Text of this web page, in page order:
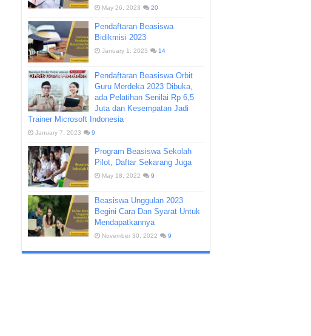
May 26, 2023 20
Pendaftaran Beasiswa
Bidikmisi 2023
January 1, 2023 14
Pendaftaran Beasiswa Orbit
Guru Merdeka 2023 Dibuka,
ada Pelatihan Senilai Rp 6,5
Juta dan Kesempatan Jadi
Trainer Microsoft Indonesia
January 7, 2023 9
Program Beasiswa Sekolah
Pilot, Daftar Sekarang Juga
May 18, 2022 9
Beasiswa Unggulan 2023
Begini Cara Dan Syarat Untuk
Mendapatkannya
November 30, 2022 9